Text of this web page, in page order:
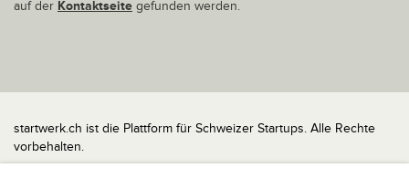
auf der Kontaktseite gefunden werden.
startwerk.ch ist die Plattform für Schweizer Startups. Alle Rechte
vorbehalten.